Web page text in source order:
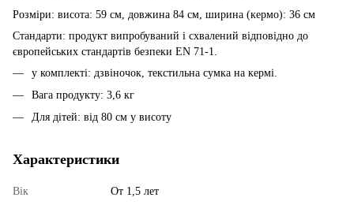
Розміри: висота: 59 см, довжина 84 см, ширина (кермо): 36 см
Стандарти: продукт випробуваний і схвалений відповідно до
європейських стандартів безпеки EN 71-1.
у комплекті: дзвіночок, текстильна сумка на кермі.
Вага продукту: 3,6 кг
Для дітей: від 80 см у висоту
Характеристики
Вік
От 1,5 лет